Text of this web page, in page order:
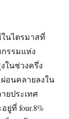
นไตรมาสที่
กรรมแห่ง
ในช่วงครึ่ง
อนคลายลงใน
ยประเทศ
ยู่ที่ four.8%